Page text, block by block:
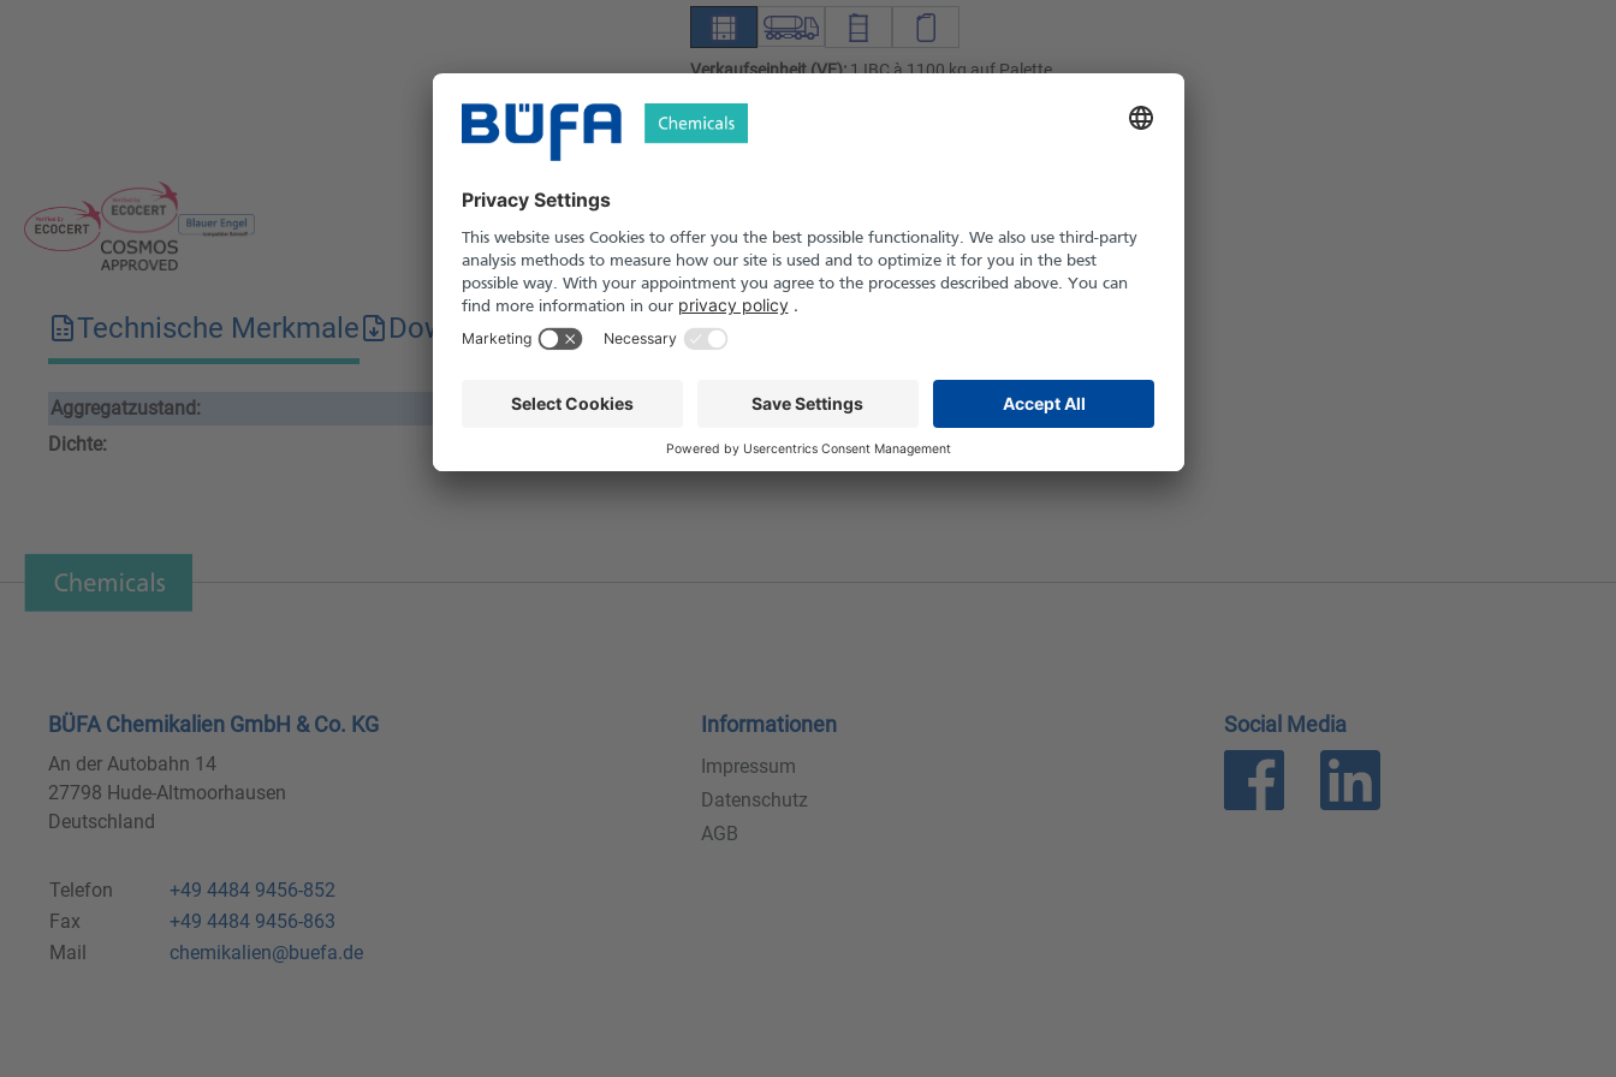
Verkaufseinheit (VE):1 IBC à 1100 kg auf Palette
Technische Merkmale Downloads Sicherheitshinweise
Aggregatzustand:
zähflüssig
Dichte:
BÜFA Chemikalien GmbH & Co. KG
An der Autobahn 14
27798 Hude-Altmoorhausen
Deutschland
Telefon
+49 4484 9456-852
Fax
+49 4484 9456-863
Mail
chemikalien@buefa.de
Informationen
Impressum
Datenschutz
AGB
Social Media